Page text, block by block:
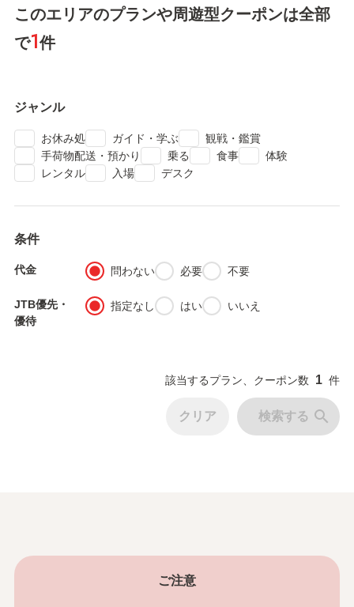
このエリアのプランや周遊型クーポンは全部
で1件
ジャンル
お休み処 ガイド・学ぶ 観戦・鑑賞
手荷物配送・預かり 乗る 食事 体験
レンタル 入場 デスク
条件
代金 fiber_manual_record 問わないfiber_manual_record 必要fiber_manual_record 不要
JTB優先・
優待
fiber_manual_record 指定なし fiber_manual_record はいfiber_manual_record いいえ
該当するプラン、クーポン数 1 件
クリア 検索する search
ご注意